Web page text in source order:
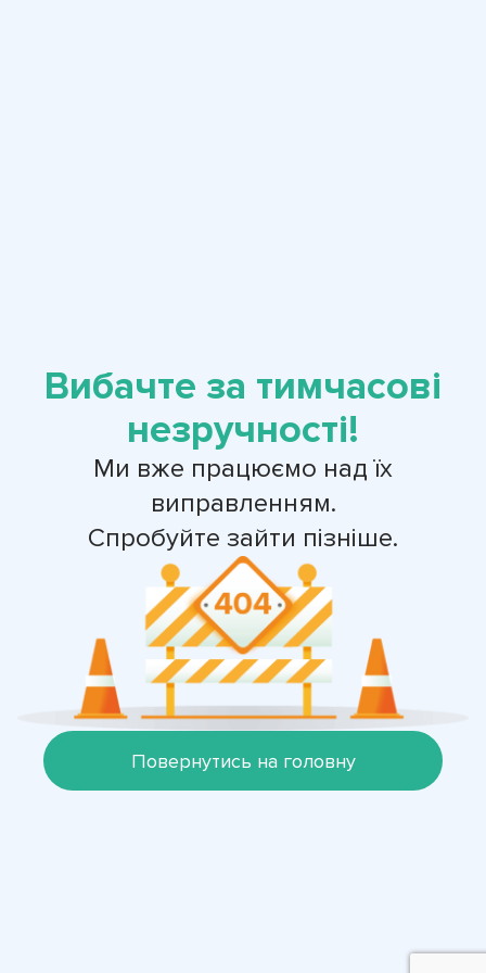
Вибачте за тимчасові
незручності!
Ми вже працюємо над їх
виправленням.
Спробуйте зайти пізніше.
Повернутись на головну